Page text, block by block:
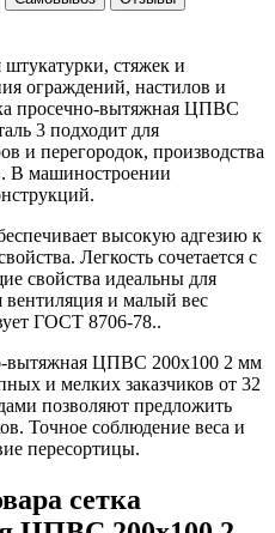
стяжек и
ограждений, настилов и
просечно-вытяжная ЦПВС
3 подходит для
и перегородок, производства
В машиностроении
высокую адгезию к
Легкость сочетается с
свойства идеальны для
и малый вес
ГОСТ 8706-78..
вытяжная ЦПВС 200х100 2 мм
и мелких заказчиков от 32
позволяют предложить
Точное соблюдение веса и
пересортицы.
сетка